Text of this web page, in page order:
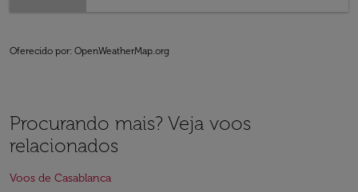
Oferecido por: OpenWeatherMap.org
Procurando mais? Veja voos
relacionados
Voos de Casablanca